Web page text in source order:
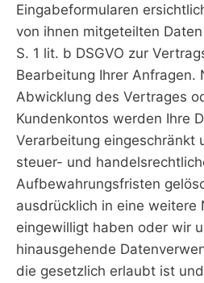
Eingabeformularen
von ihnen mitgeteilten
S. 1 lit. b DSGVO zur
Bearbeitung Ihrer Anfragen.
Abwicklung des Vertrages
Kundenkontos werden Ihre
Verarbeitung eingeschränkt
steuer- und
Aufbewahrungsfristen
ausdrücklich in eine weitere
eingewilligt haben oder wir
hinausgehende
die gesetzlich erlaubt ist